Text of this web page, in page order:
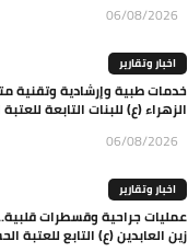
06/08/2026
اخبار وتقارير
خدمات طبية وإرشادية وتقنية
الزهراء (ع) للبنات التابعة
06/08/2026
اخبار وتقارير
عمليات جراحية وقسطرات
زين العابدين (ع) التابع للعتبة